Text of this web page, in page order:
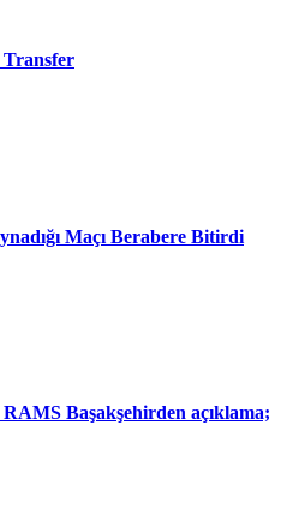
Transfer
Maçı Berabere Bitirdi
Başakşehirden açıklama;